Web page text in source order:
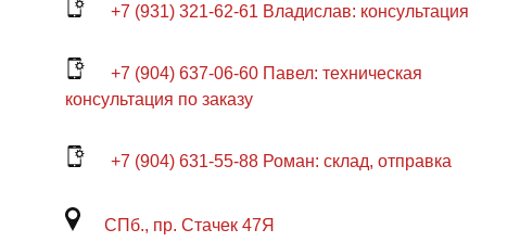
+7 (931) 321-62-61 Владислав: консультация
+7 (904) 637-06-60 Павел: техническая
консультация по заказу
+7 (904) 631-55-88 Роман: склад, отправка
СПб., пр. Стачек 47Я